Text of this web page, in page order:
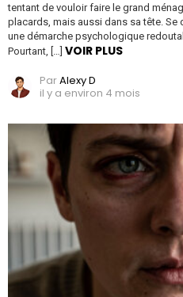
tentant de vouloir faire le grand
placards, mais aussi dans sa tête.
une démarche psychologique
Pourtant, […] VOIR PLUS
ParAlexy D
il y a environ 4 mois